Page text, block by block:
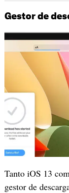
Gestor de
Tanto iOS 13
gestor de